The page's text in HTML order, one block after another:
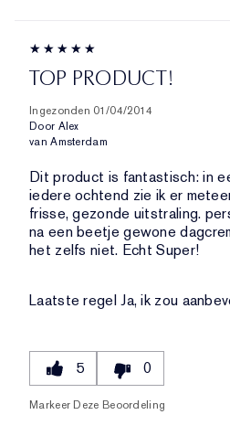
TOP PRODUCT!
Ingezonden 01/04/2014
Door Alex
van Amsterdam
Dit product is fantastisch: in
iedere ochtend zie ik er
frisse, gezonde uitstraling.
na een beetje gewone
het zelfs niet. Echt Super!
Laatste regelJa, ik zou
5 0
Markeer Deze Beoordeling